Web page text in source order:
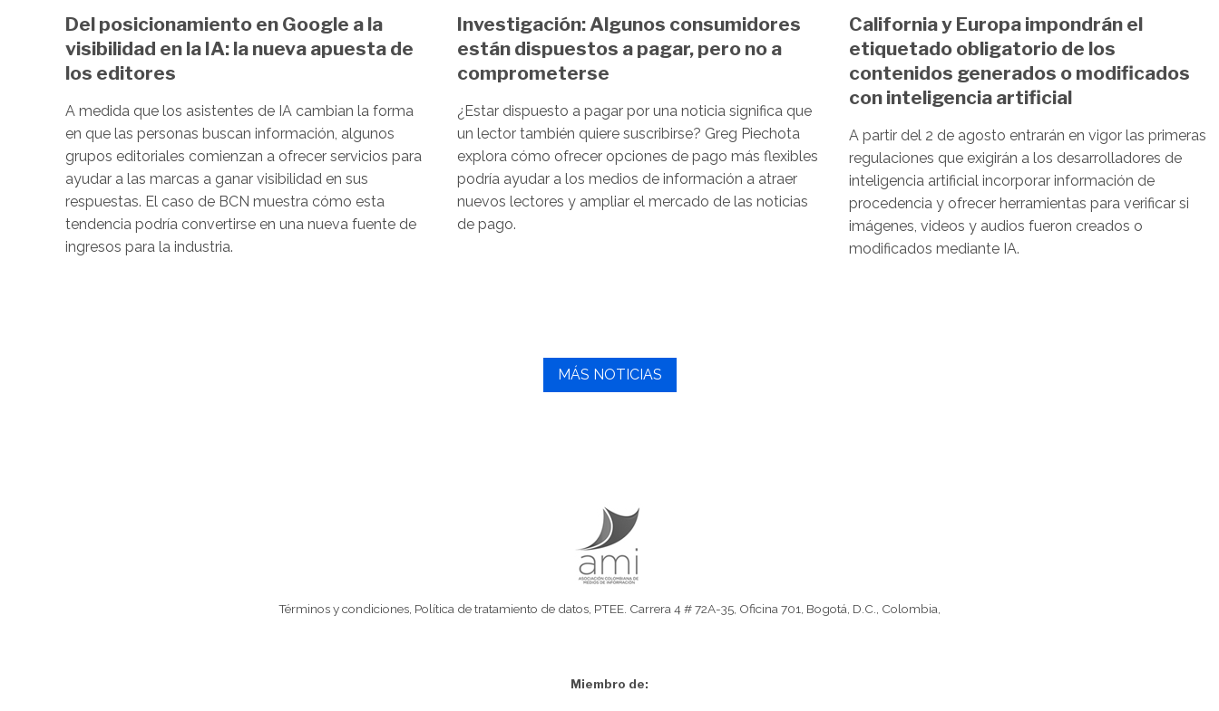
Del posicionamiento en Google a la
visibilidad en la IA: la nueva apuesta de
los editores
A medida que los asistentes de IA cambian la forma
en que las personas buscan información, algunos
grupos editoriales comienzan a ofrecer servicios para
ayudar a las marcas a ganar visibilidad en sus
respuestas. El caso de BCN muestra cómo esta
tendencia podría convertirse en una nueva fuente de
ingresos para la industria.
Investigación: Algunos consumidores
están dispuestos a pagar, pero no a
comprometerse
¿Estar dispuesto a pagar por una noticia significa que
un lector también quiere suscribirse? Greg Piechota
explora cómo ofrecer opciones de pago más flexibles
podría ayudar a los medios de información a atraer
nuevos lectores y ampliar el mercado de las noticias
de pago.
California y Europa impondrán el
etiquetado obligatorio de los
contenidos generados o modificados
con inteligencia artificial
A partir del 2 de agosto entrarán en vigor las primeras
regulaciones que exigirán a los desarrolladores de
inteligencia artificial incorporar información de
procedencia y ofrecer herramientas para verificar si
imágenes, videos y audios fueron creados o
modificados mediante IA.
MÁS NOTICIAS
Términos y condiciones, Política de tratamiento de datos, PTEE. Carrera 4 # 72A-35, Oficina 701, Bogotá, D.C., Colombia,
Miembro de: